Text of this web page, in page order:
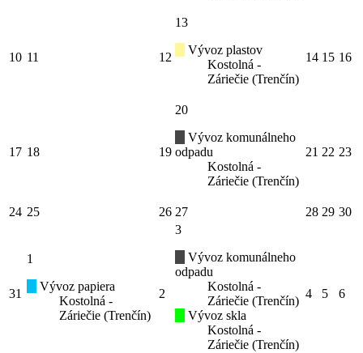
10 11 12
13
Vývoz plastov
Kostolná -
Záriečie (Trenčín)
14 15 16
17 18 19
20
Vývoz komunálneho
odpadu
Kostolná -
Záriečie (Trenčín)
21 22 23
24 25 26 27 28 29 30
31
1
Vývoz papiera
Kostolná -
Záriečie (Trenčín)
2
3
Vývoz komunálneho
odpadu
Kostolná -
Záriečie (Trenčín)
Vývoz skla
Kostolná -
Záriečie (Trenčín)
4 5 6